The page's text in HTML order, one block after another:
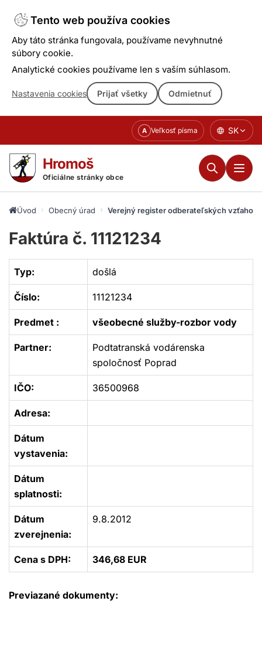
Tento web používa cookies
Aby táto stránka fungovala, používame nevyhnutné
súbory cookie.
Analytické cookies používame len s vaším súhlasom.
Nastavenia cookies Prijať všetky Odmietnuť
obsahu
A Veľkosť písma SK
Hromoš
Oficiálne stránky obce
Úvod Obecný úrad Verejný register odberateľských vzťahov
Faktúra č. 11121234
Typ: došlá
Číslo: 11121234
Predmet : všeobecné služby-rozbor vody
Partner:
Podtatranská vodárenska
spoločnosť Poprad
IČO: 36500968
Adresa:
Dátum
vystavenia:
Dátum
splatnosti:
Dátum
zverejnenia:
9.8.2012
Cena s DPH: 346,68 EUR
Previazané dokumenty: